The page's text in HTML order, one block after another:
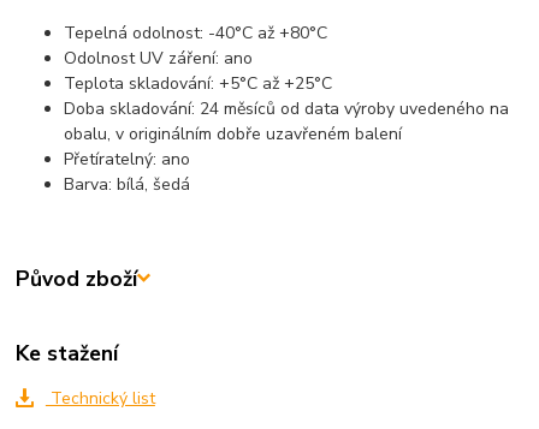
Tepelná odolnost: -40°C až +80°C
Odolnost UV záření: ano
Teplota skladování: +5°C až +25°C
Doba skladování: 24 měsíců od data výroby uvedeného na
obalu, v originálním dobře uzavřeném balení
Přetíratelný: ano
Barva: bílá, šedá
Původ zboží
Ke stažení
Technický list